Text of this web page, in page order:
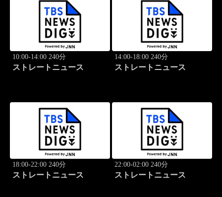
10:00-14:00 240分
ストレートニュース
14:00-18:00 240分
ストレートニュース
18:00-22:00 240分
ストレートニュース
22:00-02:00 240分
ストレートニュース